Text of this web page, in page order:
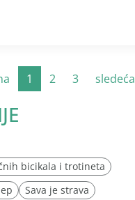
1 2 3 sledeća
bicikala i trotineta
Sava je strava